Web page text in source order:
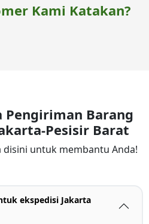
Kami Katakan?
Pengiriman Barang
Pesisir Barat
disini untuk membantu Anda!
ekspedisi Jakarta